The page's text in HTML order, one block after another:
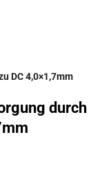
DC 4,0×1,7mm
durch